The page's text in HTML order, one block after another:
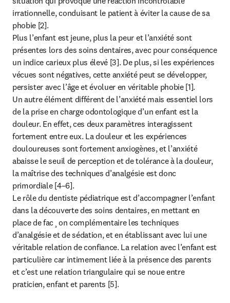
irrationnelle, conduisant le patient à éviter la cause de sa
phobie [2].
Plus l’enfant est jeune, plus la peur et l’anxiété sont
présentes lors des soins dentaires, avec pour conséquence
un indice carieux plus élevé [3]. De plus, si les expériences
vécues sont négatives, cette anxiété peut se développer,
persister avec l’âge et évoluer en véritable phobie [1].
Un autre élément différent de l’anxiété mais essentiel lors
de la prise en charge odontologique d’un enfant est la
douleur. En effet, ces deux paramètres interagissent
fortement entre eux. La douleur et les expériences
douloureuses sont fortement anxiogènes, et l’anxiété
abaisse le seuil de perception et de tolérance à la douleur,
la maîtrise des techniques d’analgésie est donc
primordiale [4–6].
Le rôle du dentiste pédiatrique est d’accompagner l’enfant
dans la découverte des soins dentaires, en mettant en
place de fac¸on complémentaire les techniques
d’analgésie et de sédation, et en établissant avec lui une
véritable relation de confiance. La relation avec l’enfant est
particulière car intimement liée à la présence des parents
et c’est une relation triangulaire qui se noue entre
praticien, enfant et parents [5].